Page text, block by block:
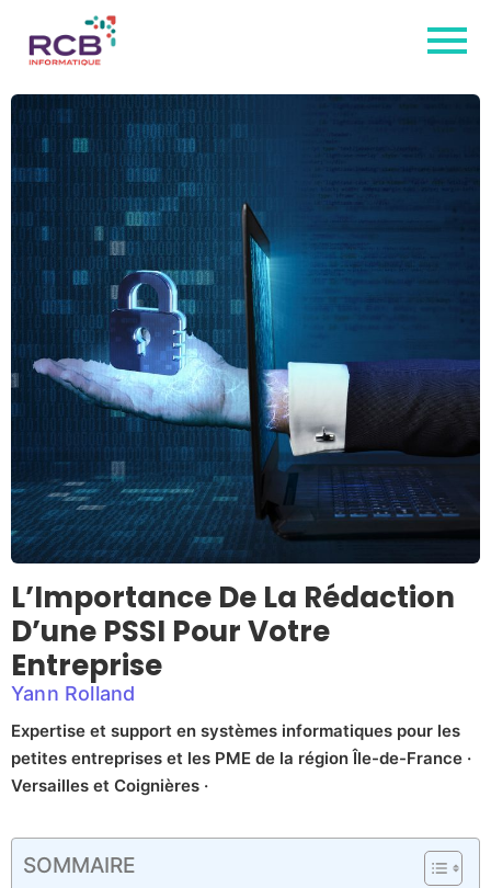
L’Importance De La Rédaction
D’une PSSI Pour Votre
Entreprise
Yann Rolland
Expertise et support en systèmes informatiques pour les
petites entreprises et les PME de la région Île-de-France ·
Versailles et Coignières ·
SOMMAIRE